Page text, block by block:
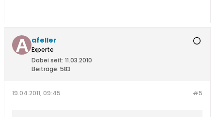
afeller
Experte
Dabei seit: 11.03.2010
Beiträge: 583
#5
19.04.2011, 09:45